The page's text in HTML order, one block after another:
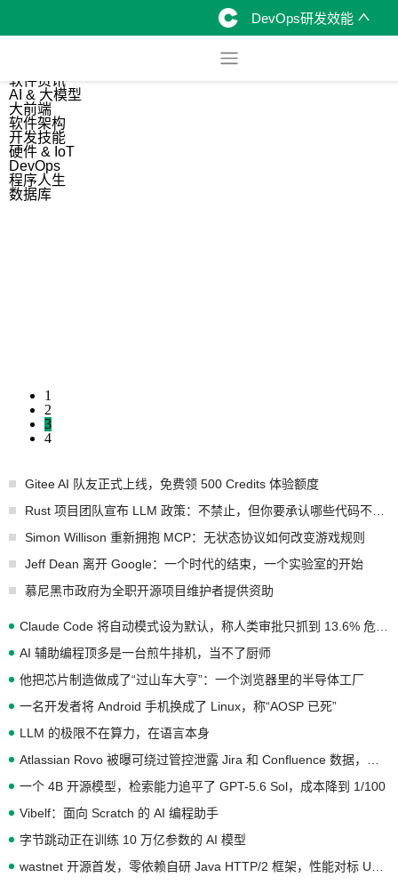
DevOps研发效能
软件资讯
AI & 大模型
大前端
软件架构
开发技能
硬件 & IoT
DevOps
程序人生
数据库
1
2
3
4
Gitee AI 队友正式上线，免费领 500 Credits 体验额度
Simon Willison 重新拥抱 MCP：无状态协议如何改变游戏规则
Jeff Dean 离开 Google：一个时代的结束，一个实验室的开始
慕尼黑市政府为全职开源项目维护者提供资助
AI 辅助编程顶多是一台煎牛排机，当不了厨师
他把芯片制造做成了“过山车大亨”：一个浏览器里的半导体工厂
一名开发者将 Android 手机换成了 Linux，称“AOSP 已死”
LLM 的极限不在算力，在语言本身
一个 4B 开源模型，检索能力追平了 GPT-5.6 Sol，成本降到 1/100
Vibelf：面向 Scratch 的 AI 编程助手
字节跳动正在训练 10 万亿参数的 AI 模型